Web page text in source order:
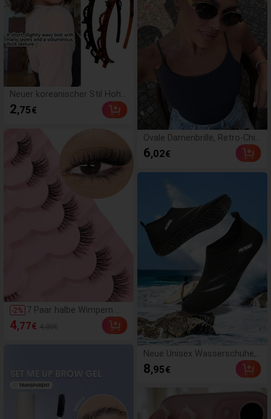
Neuer koreanischer Stil Hohlg
ewebe Haarband, elastisches
Haargummi, Ponyclip, Haarzu
risuren Styling Tool, Schönhei
tsprodukt, Damen Locken Ha
arzubehör, hitzefreie Locken,
Haarzubehör, Haarclip, ästhet
2,75€
-2% 7 Paar halbe Wimpern mi
t transparentem Band, K
atzenaugen-Schwanz, ve
Wimpern für natürliches
Make-up, geeignet für de
rtywear, Valentinstag Ma
4,77€
Ovale Damenbrille, Retro-Chic
Metallrahmen in Schwarz, Rei
se- & Strandaccessoire, Herb
6,02€
Neue Unisex Wasserschuhe,
Strandschuhe, Yogashuhe, S
andalen, Outdoor-Schwimms
este leichte Wasserschuhe,
Schnorchelschuhe, schnelltro
8,95€